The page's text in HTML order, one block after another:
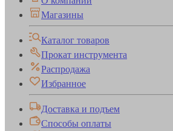
Магазины
Каталог товаров
Прокат инструмента
Распродажа
Избранное
Доставка и подъем
Способы оплаты